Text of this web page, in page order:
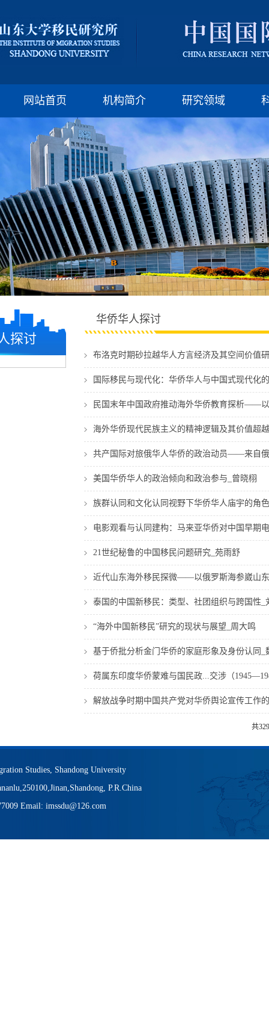
网站首页 机构简介 研究领域
探讨
华侨华人探讨
布洛克时期砂拉越华人方言经济及其空间价值
国际移民与现代化：华侨华人与中国式现代化
民国末年中国政府推动海外华侨教育探析——
海外华侨现代民族主义的精神逻辑及其价值
共产国际对旅俄华人华侨的政治动员——来自
美国华侨华人的政治倾向和政治参与_曾晓栩
族群认同和文化认同视野下华侨华人庙宇的角
电影观看与认同建构：马来亚华侨对中国早期
21世纪秘鲁的中国移民问题研究_苑雨舒
近代山东海外移民探微——以俄罗斯海参崴山
泰国的中国新移民：类型、社团组织与跨国性_
“海外中国新移民”研究的现状与展望_周大鸣
基于侨批分析金门华侨的家庭形象及身份认同_
荷属东印度华侨蒙难与国民政...交涉（
解放战争时期中国共产党对华侨舆论宣传工作
共
Studies, Shandong University
P.R.China
Email: imssdu@126.com
版权所有：山东
邮编:250100 电话